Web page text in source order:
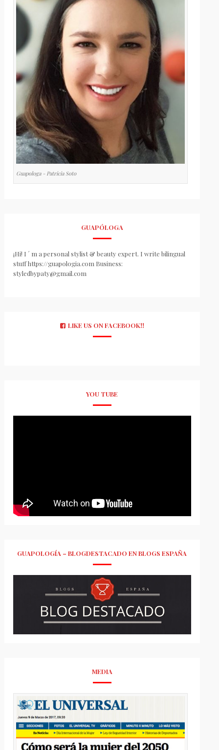
Guapologa - Patricia Soto
GUAPÓLOGA
¡Hi! I ´ m a personal stylist & beauty expert. I write bilingual
stuff https://guapologia.com Business:
styledbypaty@gmail.com
LIKE US ON FACEBOOK!!
YOU TUBE
GUAPOLOGÍA – BLOGDESTACADO EN BLOGS ESPAÑA
MEDIA